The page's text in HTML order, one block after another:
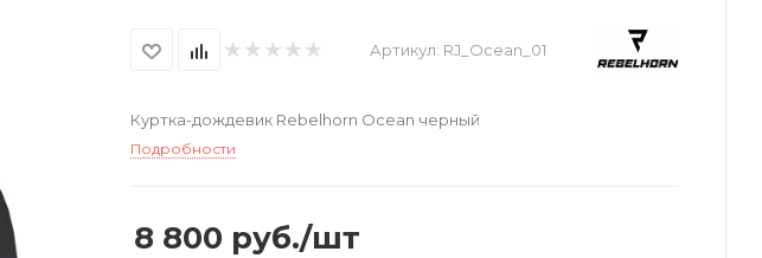
Артикул: RJ_Ocean_01
Куртка-дождевик Rebelhorn Ocean черный
Подробности
8 800 руб./шт